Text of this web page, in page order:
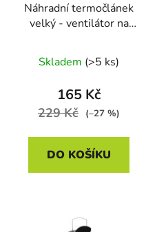
Náhradní termočlánek
velký - ventilátor na
Skladem (>5 ks)
165 Kč
229 Kč (–27 %)
DO KOŠÍKU